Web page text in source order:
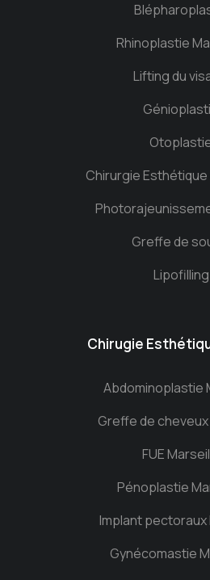
Rhinoplastie
Lifting du
Chirurgie
Greffe de
Lipofilling
Chirugie
Abdominoplastie
Greffe de
FUE
Pénoplastie
Implant pectoraux
Gynécomastie